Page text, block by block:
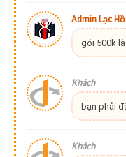
Admin Lạc
gói 500k là
Khách
bạn phải
Khách